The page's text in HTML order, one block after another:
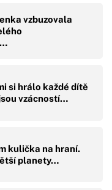
vzbuzovala
si hrálo každé dítě
vzácností…
kulička na hraní.
planety…